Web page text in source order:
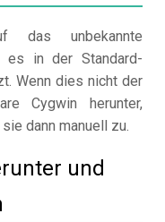
das unbekannte
es in der Standard-
Wenn dies nicht der
Cygwin herunter,
dann manuell zu.
und